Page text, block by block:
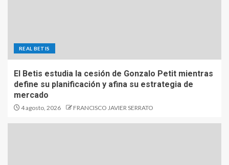
REAL BETIS
El Betis estudia la cesión de Gonzalo Petit mientras
define su planificación y afina su estrategia de
mercado
4 agosto, 2026 FRANCISCO JAVIER SERRATO